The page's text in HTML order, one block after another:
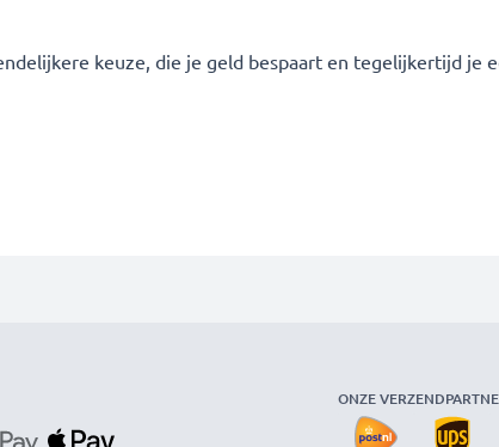
keuze, die je geld bespaart en tegelijkertijd je
ONZE